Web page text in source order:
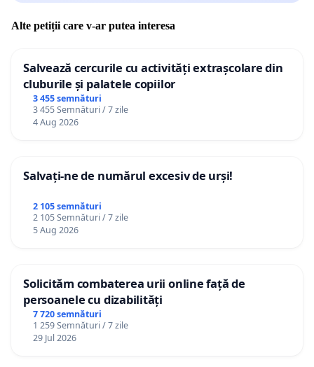
Alte petiții care v-ar putea interesa
Salvează cercurile cu activități extrașcolare din
cluburile și palatele copiilor
3 455 semnături
3 455 Semnături / 7 zile
4 Aug 2026
Salvați-ne de numărul excesiv de urși!
2 105 semnături
2 105 Semnături / 7 zile
5 Aug 2026
Solicităm combaterea urii online față de
persoanele cu dizabilități
7 720 semnături
1 259 Semnături / 7 zile
29 Jul 2026